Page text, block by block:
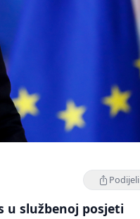
Podijeli
u službenoj posjeti